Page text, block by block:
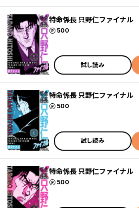
特命係長 只野仁ファイナ
500
ポイント
試し読み
特命係長 只野仁ファイナ
500
ポイント
試し読み
特命係長 只野仁ファイナ
500
ポイント